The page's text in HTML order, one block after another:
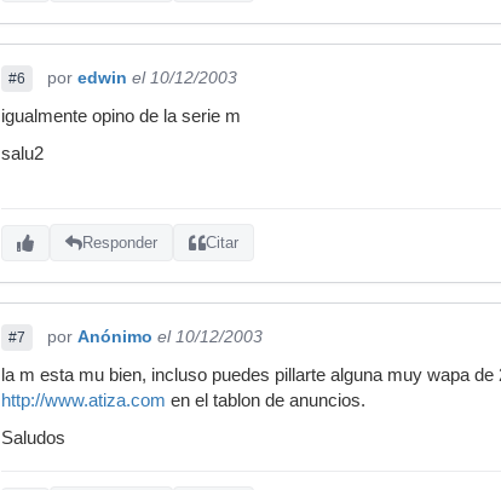
#6 por edwin el 10/12/2003
igualmente opino de la serie m
salu2
Responder Citar
#7 por Anónimo el 10/12/2003
la m esta mu bien, incluso puedes pillarte alguna muy wapa
http://www.atiza.com en el tablon de anuncios.
Saludos